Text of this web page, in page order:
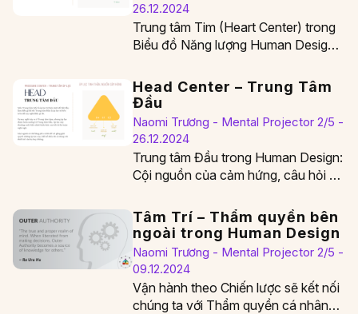
26.12.2024
Trung tâm Tim (Heart Center) trong
Biểu đồ Năng lượng Human Design,
Head Center – Trung Tâm
Đầu
Naomi Trương - Mental Projector 2/5 -
26.12.2024
Trung tâm Đầu trong Human Design:
Cội nguồn của cảm hứng, câu hỏi và
Tâm Trí – Thẩm quyền bên
ngoài trong Human Design
Naomi Trương - Mental Projector 2/5 -
09.12.2024
Vận hành theo Chiến lược sẽ kết nối
chúng ta với Thẩm quyền cá nhân